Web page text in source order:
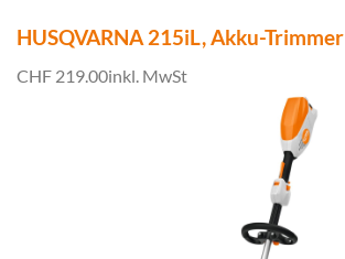
HUSQVARNA 215iL, Akku-Trimmer
CHF 219.00inkl. MwSt